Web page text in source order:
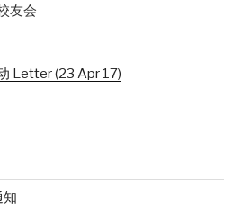
友会
Letter (23 Apr 17)